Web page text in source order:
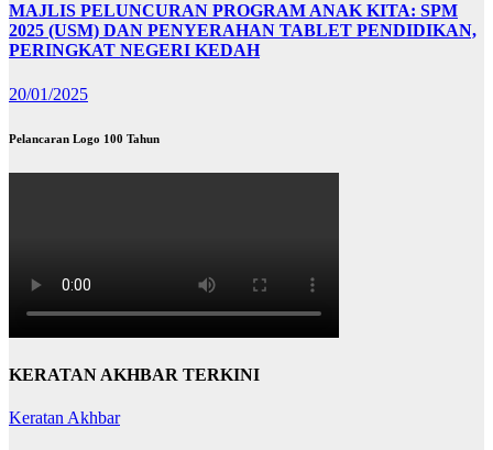
MAJLIS PELUNCURAN PROGRAM ANAK KITA: SPM
2025 (USM) DAN PENYERAHAN TABLET PENDIDIKAN,
PERINGKAT NEGERI KEDAH
20/01/2025
Pelancaran Logo 100 Tahun
KERATAN AKHBAR TERKINI
Keratan Akhbar